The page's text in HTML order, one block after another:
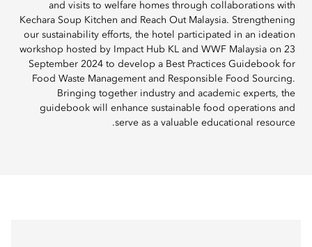
and visits to welfare homes through collaborations with
Kechara Soup Kitchen and Reach Out Malaysia. Strengthening
our sustainability efforts, the hotel participated in an ideation
workshop hosted by Impact Hub KL and WWF Malaysia on 23
September 2024 to develop a Best Practices Guidebook for
Food Waste Management and Responsible Food Sourcing.
Bringing together industry and academic experts, the
guidebook will enhance sustainable food operations and
serve as a valuable educational resource.